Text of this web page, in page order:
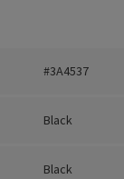
#3A4537
Black
Black